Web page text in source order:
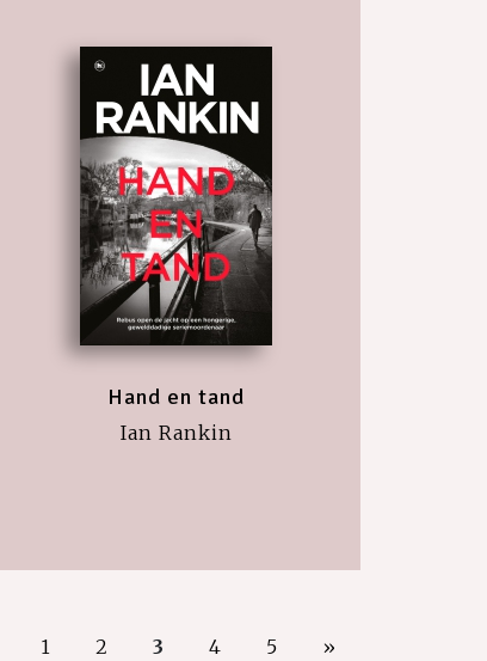
Hand en tand
Ian Rankin
1 2 3 4 5 »